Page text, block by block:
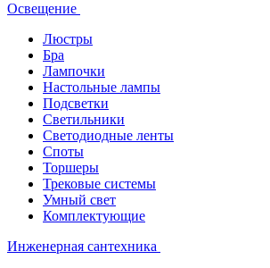
Освещение
Люстры
Бра
Лампочки
Настольные лампы
Подсветки
Светильники
Светодиодные ленты
Споты
Торшеры
Трековые системы
Умный свет
Комплектующие
Инженерная сантехника